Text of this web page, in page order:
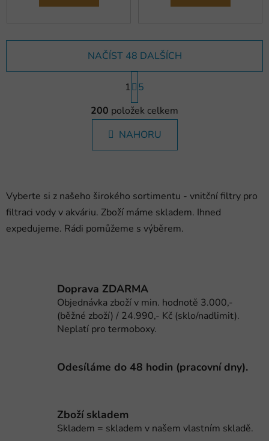
O
v
l
á
d
í
p
r
v
ý
p
i
s
NAČÍST 48 DALŠÍCH
S
t
r
á
n
k
1
5
200 položek celkem
NAHORU
Vyberte si z našeho širokého sortimentu - vnitční filtry pro
filtraci vody v akváriu. Zboží máme skladem. Ihned
expedujeme. Rádi pomůžeme s výběrem.
Doprava ZDARMA
Objednávka zboží v min. hodnotě 3.000,-
(běžné zboží) / 24.990,- Kč (sklo/nadlimit).
Neplatí pro termoboxy.
Odesíláme do 48 hodin (pracovní dny).
Zboží skladem
Skladem = skladem v našem vlastním skladě.